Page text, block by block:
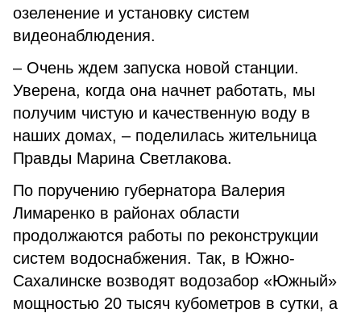
озеленение и установку систем
видеонаблюдения.
– Очень ждем запуска новой станции.
Уверена, когда она начнет работать, мы
получим чистую и качественную воду в
наших домах, – поделилась жительница
Правды Марина Светлакова.
По поручению губернатора Валерия
Лимаренко в районах области
продолжаются работы по реконструкции
систем водоснабжения. Так, в Южно-
Сахалинске возводят водозабор «Южный»
мощностью 20 тысяч кубометров в сутки, а